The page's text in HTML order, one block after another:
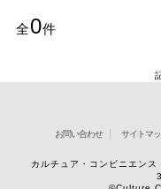
全0件
お問い合わせ サイトマ
カルチュア・コンビニエン